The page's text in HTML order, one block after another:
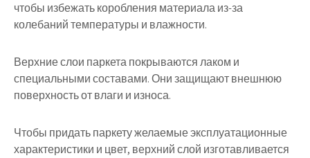
чтобы избежать коробления материала из-за
колебаний температуры и влажности.
Верхние слои паркета покрываются лаком и
специальными составами. Они защищают внешнюю
поверхность от влаги и износа.
Чтобы придать паркету желаемые эксплуатационные
характеристики и цвет, верхний слой изготавливается